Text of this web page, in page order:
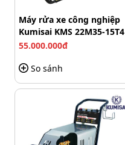
Máy rửa xe công nghiệp
Kumisai KMS 22M35-15T4
55.000.000đ
So sánh